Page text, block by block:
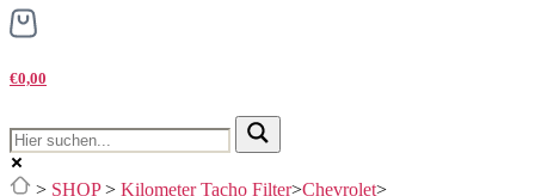
€0,00
> SHOP > Kilometer Tacho Filter>Chevrolet>